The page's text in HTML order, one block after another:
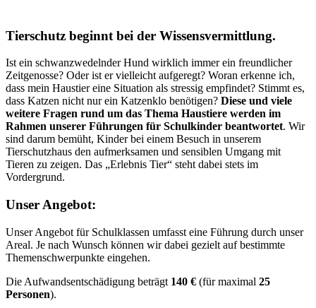
Tierschutz beginnt bei der Wissensvermittlung.
Ist ein schwanzwedelnder Hund wirklich immer ein freundlicher
Zeitgenosse? Oder ist er vielleicht aufgeregt? Woran erkenne ich,
dass mein Haustier eine Situation als stressig empfindet? Stimmt es,
dass Katzen nicht nur ein Katzenklo benötigen? Diese und viele
weitere Fragen rund um das Thema Haustiere werden im
Rahmen unserer Führungen für Schulkinder beantwortet. Wir
sind darum bemüht, Kinder bei einem Besuch in unserem
Tierschutzhaus den aufmerksamen und sensiblen Umgang mit
Tieren zu zeigen. Das „Erlebnis Tier“ steht dabei stets im
Vordergrund.
Unser Angebot:
Unser Angebot für Schulklassen umfasst eine Führung durch unser
Areal. Je nach Wunsch können wir dabei gezielt auf bestimmte
Themenschwerpunkte eingehen.
Die Aufwandsentschädigung beträgt 140 € (für maximal 25
Personen).